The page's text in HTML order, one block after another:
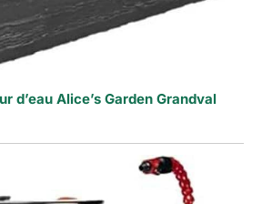
d’eau Alice’s Garden Grandval